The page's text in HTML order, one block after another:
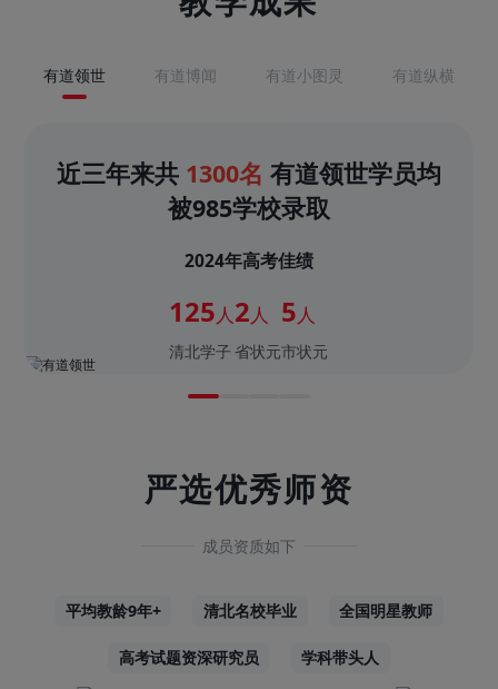
有道领世 有道博闻 有道小图灵 有道纵横
近三年来共 1300名 有道领世学员均
被985学校录取
2024年高考佳绩
125人
清北学子
2人
省状元
5人
市状元
严选优秀师资
成员资质如下
平均教龄9年+ 清北名校毕业 全国明星教师
高考试题资深研究员 学科带头人